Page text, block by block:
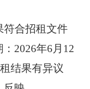
符合招租文件
2026年6月 12
租结果有异议